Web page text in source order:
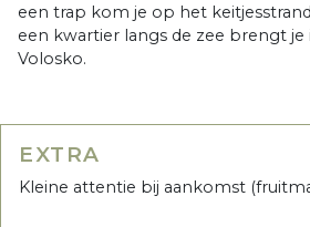
een trap kom je op het
een kwartier langs de zee brengt je
Volosko.
EXTRA
Kleine attentie bij aankomst